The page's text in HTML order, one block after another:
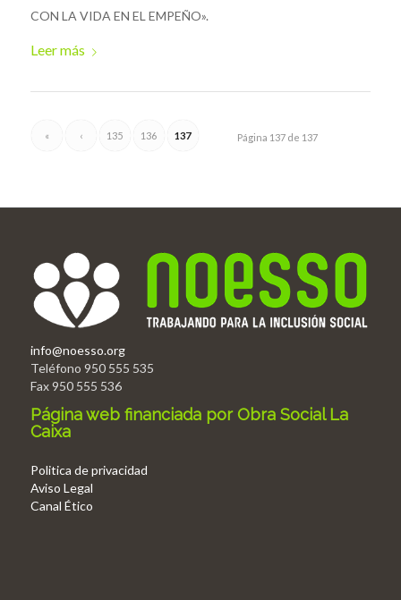
CON LA VIDA EN EL EMPEÑO».
Leer más
Página 137 de 137
« ‹ 135 136 137
info@noesso.org
Teléfono 950 555 535
Fax 950 555 536
Página web financiada por Obra Social La
Caixa
Politica de privacidad
Aviso Legal
Canal Ético